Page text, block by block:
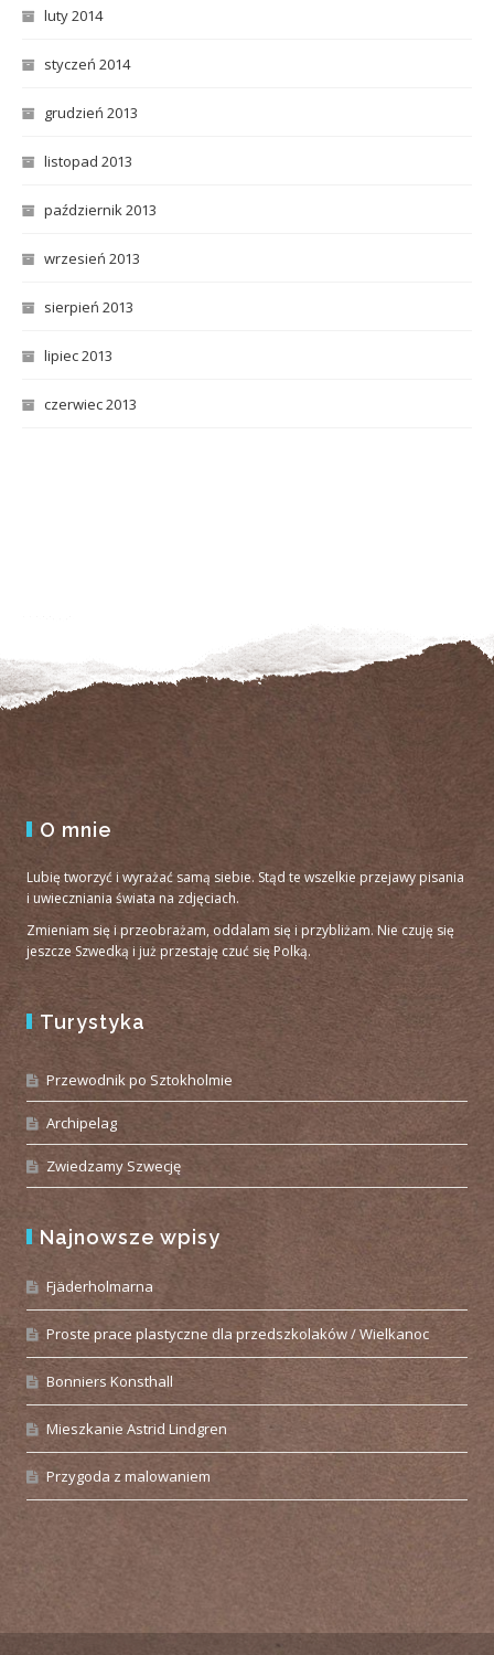
luty 2014
styczeń 2014
grudzień 2013
listopad 2013
październik 2013
wrzesień 2013
sierpień 2013
lipiec 2013
czerwiec 2013
O mnie
Lubię tworzyć i wyrażać samą siebie. Stąd te wszelkie przejawy pisania
i uwieczniania świata na zdjęciach.
Zmieniam się i przeobrażam, oddalam się i przybliżam. Nie czuję się
jeszcze Szwedką i już przestaję czuć się Polką.
Turystyka
Przewodnik po Sztokholmie
Archipelag
Zwiedzamy Szwecję
Najnowsze wpisy
Fjäderholmarna
Proste prace plastyczne dla przedszkolaków / Wielkanoc
Bonniers Konsthall
Mieszkanie Astrid Lindgren
Przygoda z malowaniem